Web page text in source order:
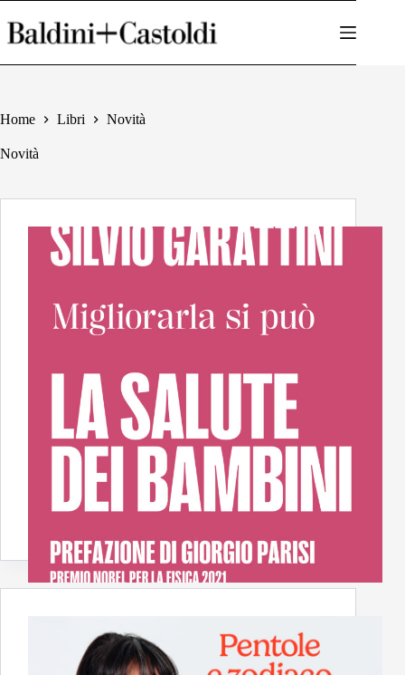
al
contenuto
Home Libri Novità
Novità